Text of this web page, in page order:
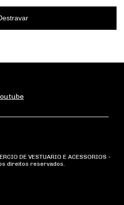
DE VESTUARIO E ACESSORIOS -
direitos reservados.